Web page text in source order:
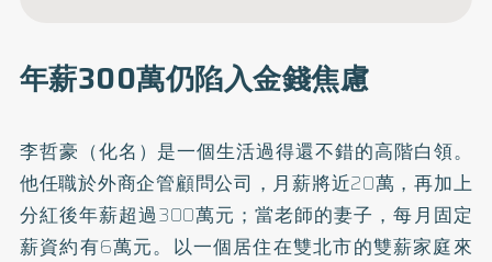
年薪300萬仍陷入金錢焦慮
李哲豪（化名）是一個生活過得還不錯的高階白領。
他任職於外商企管顧問公司，月薪將近20萬，再加上
分紅後年薪超過300萬元；當老師的妻子，每月固定
薪資約有6萬元。以一個居住在雙北市的雙薪家庭來